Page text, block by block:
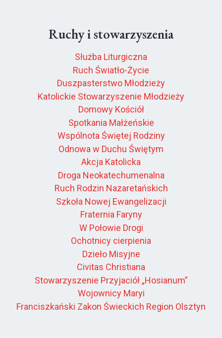
Ruchy i stowarzyszenia
Służba Liturgiczna
Ruch Światło-Życie
Duszpasterstwo Młodzieży
Katolickie Stowarzyszenie Młodzieży
Domowy Kościół
Spotkania Małżeńskie
Wspólnota Świętej Rodziny
Odnowa w Duchu Świętym
Akcja Katolicka
Droga Neokatechumenalna
Ruch Rodzin Nazaretańskich
Szkoła Nowej Ewangelizacji
Fraternia Faryny
W Połowie Drogi
Ochotnicy cierpienia
Dzieło Misyjne
Civitas Christiana
Stowarzyszenie Przyjaciół „Hosianum”
Wojownicy Maryi
Franciszkański Zakon Świeckich Region Olsztyn